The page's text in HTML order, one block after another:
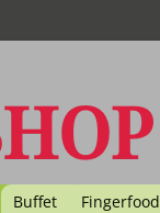
Buffet Fingerfood